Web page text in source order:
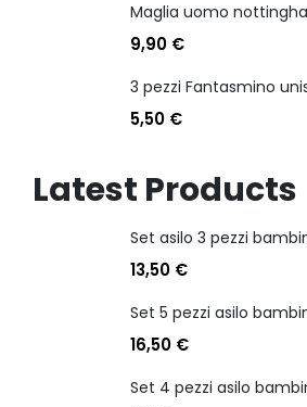
9,90 €
5,50 €
Latest Products
13,50 €
16,50 €